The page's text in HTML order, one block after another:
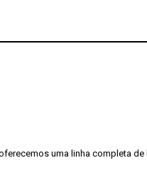
uma linha completa de